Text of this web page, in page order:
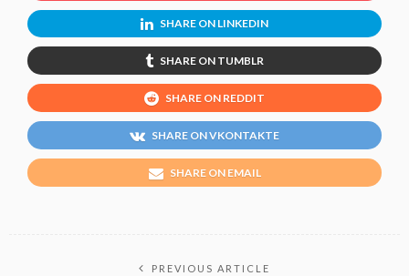
SHARE ON LINKEDIN
SHARE ON TUMBLR
SHARE ON REDDIT
SHARE ON VKONTAKTE
SHARE ON EMAIL
PREVIOUS ARTICLE